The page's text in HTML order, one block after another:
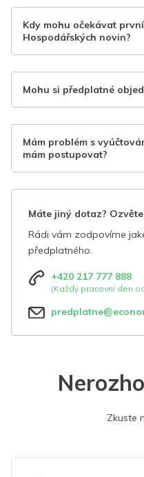
Kdy mohu očekávat
Hospodářských novin?
Mohu si předplatné
Mám problém s
mám postupovat?
Máte jiný dotaz?
Rádi vám zodpovíme
předplatného.
+420 217 777 888
(Každý pracovní den
Zkuste